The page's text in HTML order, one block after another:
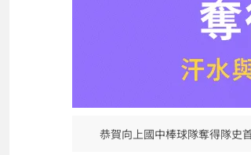
恭賀向上國中棒球隊奪得隊史